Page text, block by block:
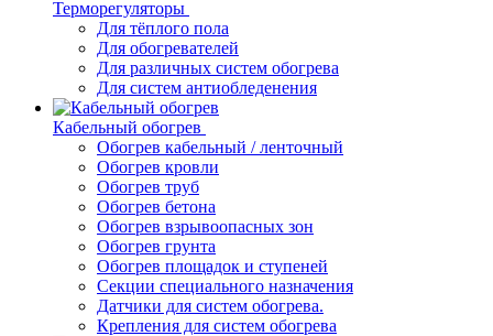
Терморегуляторы
Для тёплого пола
Для обогревателей
Для различных систем обогрева
Для систем антиобледенения
Кабельный обогрев
Обогрев кабельный / ленточный
Обогрев кровли
Обогрев труб
Обогрев бетона
Обогрев взрывоопасных зон
Обогрев грунта
Обогрев площадок и ступеней
Секции специального назначения
Датчики для систем обогрева.
Крепления для систем обогрева